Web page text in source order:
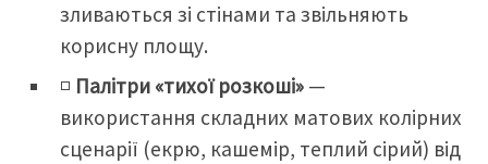
зливаються зі стінами та звільняють
корисну площу.
◽ Палітри «тихої розкоші» —
використання складних матових колірних
сценарії (екрю, кашемір, теплий сірий) від